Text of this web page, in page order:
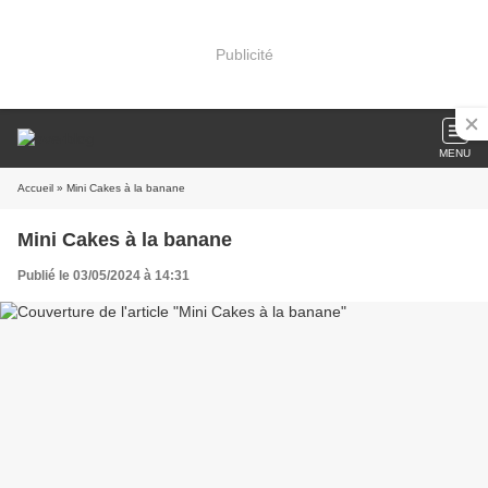
Publicité
MENU
Accueil » Mini Cakes à la banane
Mini Cakes à la banane
Publié le 03/05/2024 à 14:31